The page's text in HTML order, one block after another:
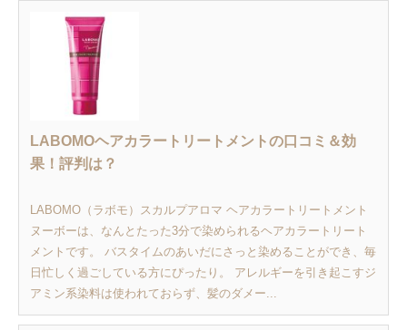
LABOMOヘアカラートリートメントの口コミ＆効
果！評判は？
LABOMO（ラボモ）スカルプアロマ ヘアカラートリートメント
ヌーボーは、なんとたった3分で染められるヘアカラートリート
メントです。 バスタイムのあいだにさっと染めることができ、毎
日忙しく過ごしている方にぴったり。 アレルギーを引き起こすジ
アミン系染料は使われておらず、髪のダメー...